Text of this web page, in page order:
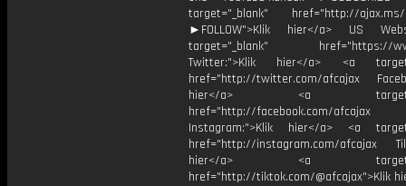
target="_blank" href="http://ajax.ms/
►FOLLOW">Klik hier</a> US
target="_blank" href="https://
Twitter:">Klik hier</a> <a
href="http://twitter.com/afcajax
hier</a> <a
href="http://facebook.com/afcajax
Instagram:">Klik hier</a> <a
href="http://instagram.com/afcajax
hier</a> <a
href="http://tiktok.com/@afcajax">Klik